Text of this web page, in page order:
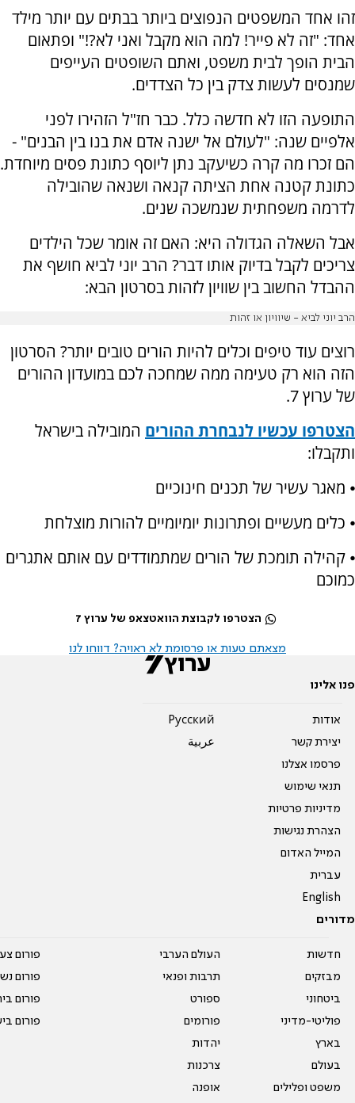
זהו אחד המשפטים הנפוצים ביותר בבתים עם יותר מילד
אחד: "זה לא פייר! למה הוא מקבל ואני לא?!" ופתאום
הבית הופך לבית משפט, ואתם השופטים העייפים
שמנסים לעשות צדק בין כל הצדדים.
התופעה הזו לא חדשה כלל. כבר חז"ל הזהירו לפני
אלפיים שנה: "לעולם אל ישנה אדם את בנו בין הבנים" -
הם זכרו מה קרה כשיעקב נתן ליוסף כתונת פסים מיוחדת.
כתונת קטנה אחת הציתה קנאה ושנאה שהובילה
לדרמה משפחתית שנמשכה שנים.
אבל השאלה הגדולה היא: האם זה אומר שכל הילדים
צריכים לקבל בדיוק אותו דבר? הרב יוני לביא חושף את
ההבדל החשוב בין שוויון לזהות בסרטון הבא:
הרב יוני לביא - שיוויון או זהות
רוצים עוד טיפים וכלים להיות הורים טובים יותר? הסרטון
הזה הוא רק טעימה ממה שמחכה לכם במועדון ההורים
של ערוץ 7.
הצטרפו עכשיו לנבחרת ההורים המובילה בישראל
ותקבלו:
⦁ מאגר עשיר של תכנים חינוכיים
⦁ כלים מעשיים ופתרונות יומיומיים להורות מוצלחת
⦁ קהילה תומכת של הורים שמתמודדים עם אותם אתגרים
כמוכם
הצטרפו לקבוצת הוואטצאפ של ערוץ 7
מצאתם טעות או פרסומת לא ראויה? דווחו לנו
פנו אלינו
אודות
יצירת קשר
פרסמו אצלנו
תנאי שימוש
מדיניות פרטיות
הצהרת נגישות
המייל האדום
עברית
English
Pусский
عربية
מדורים
חדשות
מבזקים
ביטחוני
פוליטי-מדיני
בארץ
בעולם
משפט ופלילים
העולם הערבי
תרבות ופנאי
ספורט
פורומים
יהדות
צרכנות
אופנה
פורום
פורום
פורום
פורום